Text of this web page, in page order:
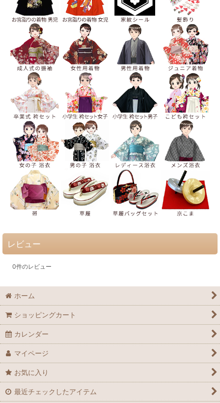
レビュー
0件のレビュー
ホーム
ショッピングカート
カレンダー
マイページ
お気に入り
最近チェックしたアイテム